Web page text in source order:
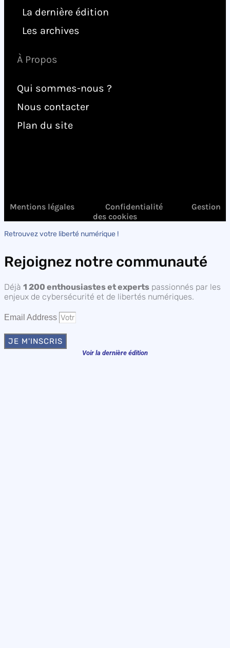
La dernière édition
Les archives
À Propos
Qui sommes-nous ?
Nous contacter
Plan du site
Mentions légales ConfidentialitéGestion
des cookies
Retrouvez votre liberté numérique !
Rejoignez notre communauté
Déjà 1 200 enthousiastes et experts passionnés par les
enjeux de cybersécurité et de libertés numériques.
Email Address
JE M'INSCRIS
Voir la dernière édition